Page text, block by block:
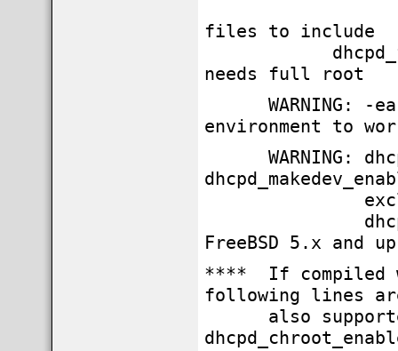
files to include
needs full root
WARNING: -
environment to
WARNING:
FreeBSD 5.x and
**** If compiled
following lines
also